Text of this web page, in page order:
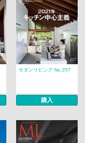
モダンリビング No.257
購入